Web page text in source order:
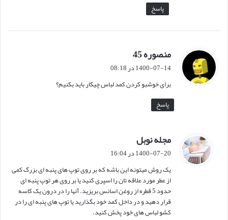
پاسخ
منصوره 45
ف
ت
:
1400-07-14 در 08:18
برای خوشبو کردن کمد لباس چیکار باید بکنیم؟
پاسخ
مجله نوبلف
:
1400-07-20 در 16:04
یک روش میتونه این باشه که بر روی توپ های پنبه ای بزرگ کمی
از عطر مورد علاقه تان را اسپری کنید یا بر روی هر توپ پنبه ای
حدود 5 قطره از روغن اسانس بریزید. آنها را در درون یک کاسه
قرار دهید و در داخل کمد خود بگذارید یا توپ های پنبه ای را در
کشو لباس های خود پخش کنید.